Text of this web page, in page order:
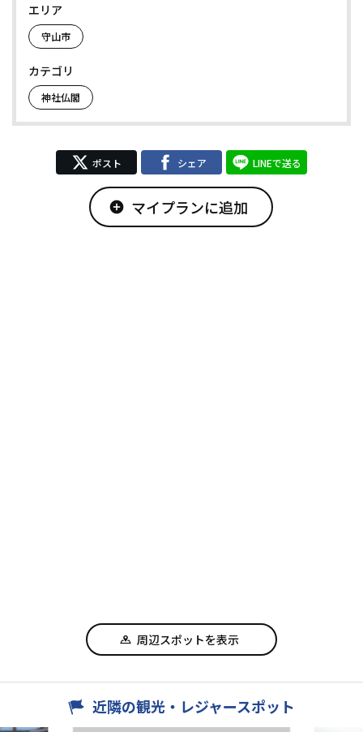
エリア
守山市
カテゴリ
神社仏閣
ポスト シェア LINEで送る
add_circle マイプランに追加
周辺スポットを表示
近隣の観光・レジャースポット